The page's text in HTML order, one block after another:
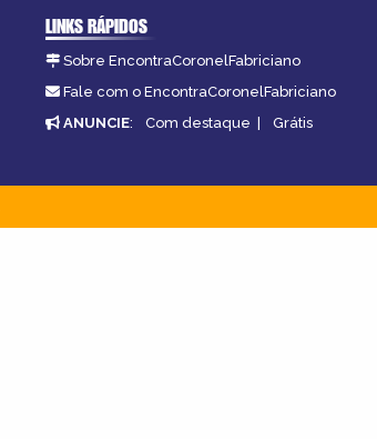
LINKS RÁPIDOS
Sobre EncontraCoronelFabriciano
Fale com o EncontraCoronelFabriciano
ANUNCIE: Com destaque | Grátis